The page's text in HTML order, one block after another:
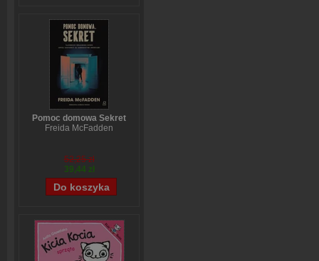
Pomoc domowa Sekret
Freida McFadden
52,25 zł
39,44 zł